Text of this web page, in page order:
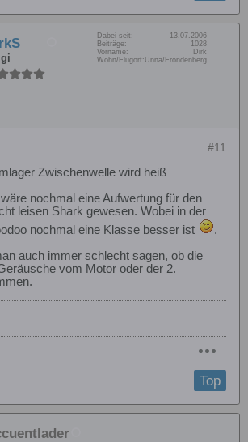
Dabei seit:
13.07.2006
Beiträge:
1028
Vorname:
Dirk
Wohn/Flugort: Unna/Fröndenberg
#11
Zwischenwelle wird heiß
nochmal eine Aufwertung für den
leisen Shark gewesen. Wobei in der
nochmal eine Klasse besser ist
.
auch immer schlecht sagen, ob die
vom Motor oder der 2.
Top